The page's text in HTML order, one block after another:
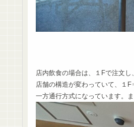
店内飲食の場合は、１Fで注文し
店舗の構造が変わっていて、１
一方通行方式になっています。